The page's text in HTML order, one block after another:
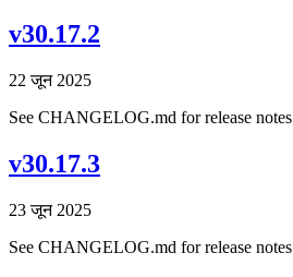
v30.17.2
22 जून 2025
See CHANGELOG.md for release notes
v30.17.3
23 जून 2025
See CHANGELOG.md for release notes